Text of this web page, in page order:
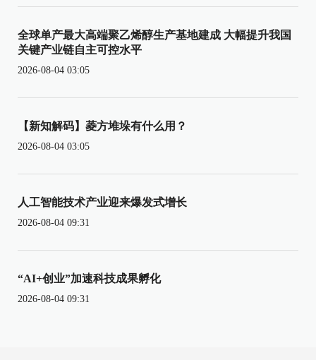
全球单产最大高端聚乙烯醇生产基地建成 大幅提升我国
关键产业链自主可控水平
2026-08-04 03:05
【新知解码】菱方堆垛有什么用？
2026-08-04 03:05
人工智能技术产业迎来爆发式增长
2026-08-04 09:31
“AI+创业”加速科技成果孵化
2026-08-04 09:31